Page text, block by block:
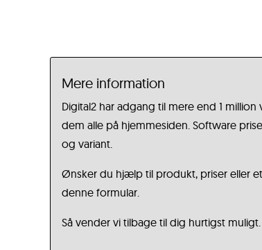
Mere information
Digital2 har adgang til mere end 1
dem alle på hjemmesiden. Software
og variant.
Ønsker du hjælp til produkt, priser eller
denne formular.
Så vender vi tilbage til dig hurtigst muligt.